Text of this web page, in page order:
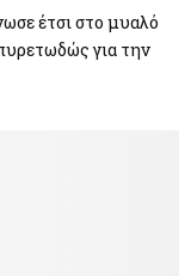
έτσι στο μυαλό
για την